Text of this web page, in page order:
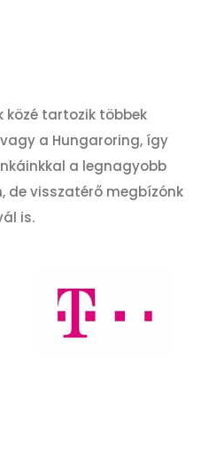
közé tartozik többek
a Hungaroring, így
a legnagyobb
de visszatérő megbízónk
is.